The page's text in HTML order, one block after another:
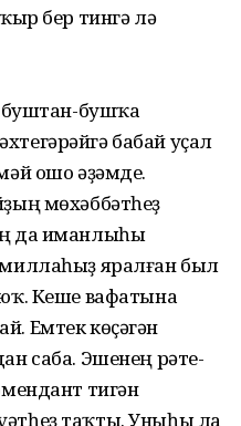
бер тингә лә
буштан-бушҡа
бабай уҫал
ошо әҙәмде.
мөхәббәтһеҙ
да иманлыһы
яралған был
Кеше вафатына
Емтек көҫәгән
саба. Эшенең рәте-
тигән
таҡты. Уныһы ла